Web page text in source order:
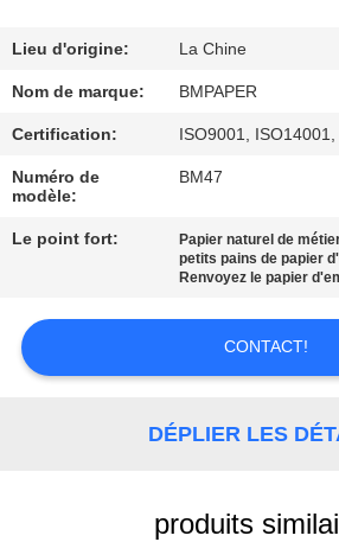
QUALITÉ
CONTACTEZ-
NOUS
NOUVELLES
CAS
Lieu d'origine: La Chine
Nom de marque: BMPAPER
Certification: ISO9001, ISO14001,
Numéro de
modèle:
BM47
Le point fort: Papier naturel de
petits pains de papier
Renvoyez le papier
CONTACT!
DÉPLIER LES
produits